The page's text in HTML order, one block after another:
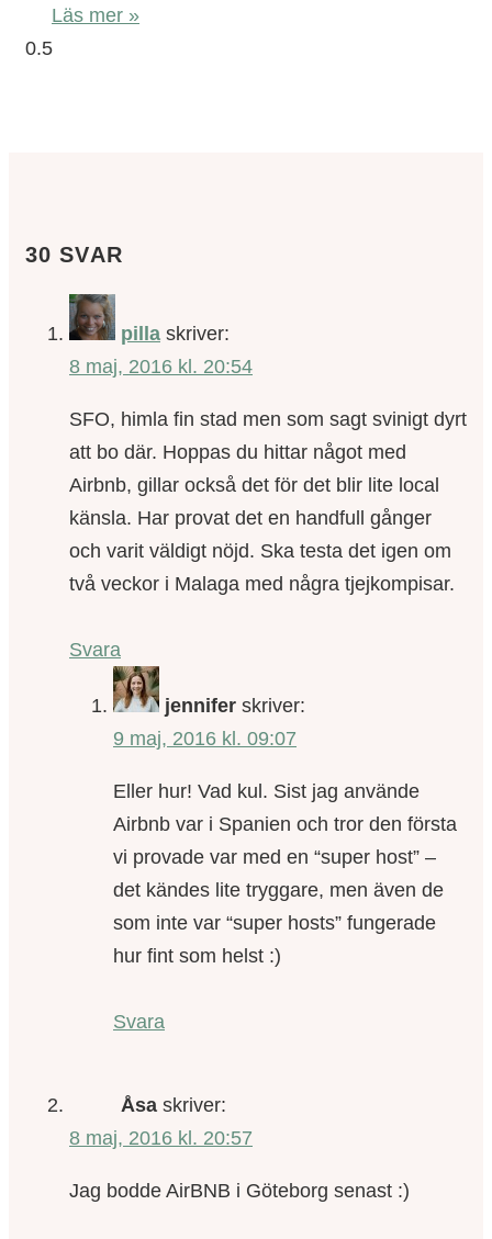
Läs mer »
30 SVAR
pilla skriver:
8 maj, 2016 kl. 20:54
SFO, himla fin stad men som sagt svinigt dyrt
att bo där. Hoppas du hittar något med
Airbnb, gillar också det för det blir lite local
känsla. Har provat det en handfull gånger
och varit väldigt nöjd. Ska testa det igen om
två veckor i Malaga med några tjejkompisar.
Svara
jennifer skriver:
9 maj, 2016 kl. 09:07
Eller hur! Vad kul. Sist jag använde
Airbnb var i Spanien och tror den första
vi provade var med en “super host” –
det kändes lite tryggare, men även de
som inte var “super hosts” fungerade
hur fint som helst :)
Svara
Åsa skriver:
8 maj, 2016 kl. 20:57
Jag bodde AirBNB i Göteborg senast :)